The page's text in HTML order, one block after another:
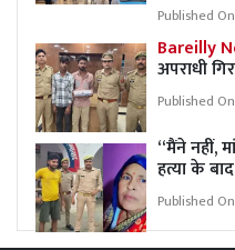
Published
Bareilly
अपराधी
Published
“मैंने नहीं,
हत्या के
Published